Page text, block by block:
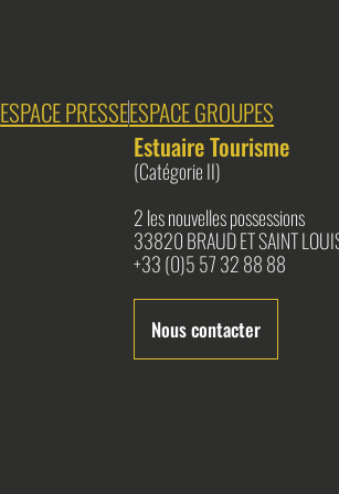
ESPACE PRESSEESPACE GROUPES
Estuaire Tourisme
(Catégorie II)
2 les nouvelles possessions
33820 BRAUD ET SAINT
+33 (0)5 57 32 88 88
Nous contacter